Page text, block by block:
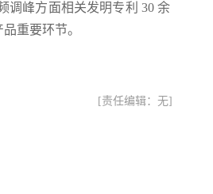
调峰方面相关发明专利 30余
重要环节。
[责任编辑：无]